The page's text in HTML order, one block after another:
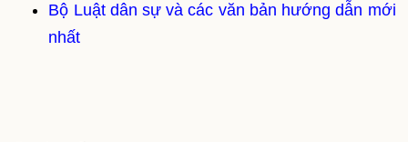
Bộ Luật dân sự và các văn bản hướng dẫn mới
nhất